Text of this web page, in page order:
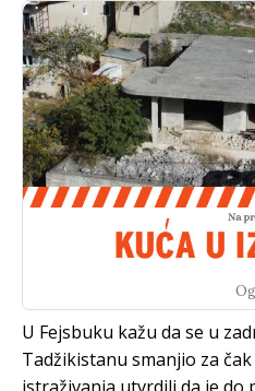
U Fejsbuku kažu da se u
Tadžikistanu smanjio za